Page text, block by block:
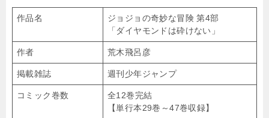
作品名
ジョジョの奇妙な冒険 第4部
「ダイヤモンドは砕けない」
作者 荒木飛呂彦
掲載雑誌 週刊少年ジャンプ
コミック巻数
全12巻完結
【単行本29巻～47巻収録】